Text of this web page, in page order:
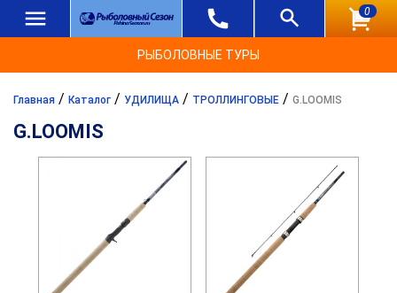
0
РЫБОЛОВНЫЕ ТУРЫ
Главная / Каталог / УДИЛИЩА / ТРОЛЛИНГОВЫЕ / G.LOOMIS
G.LOOMIS